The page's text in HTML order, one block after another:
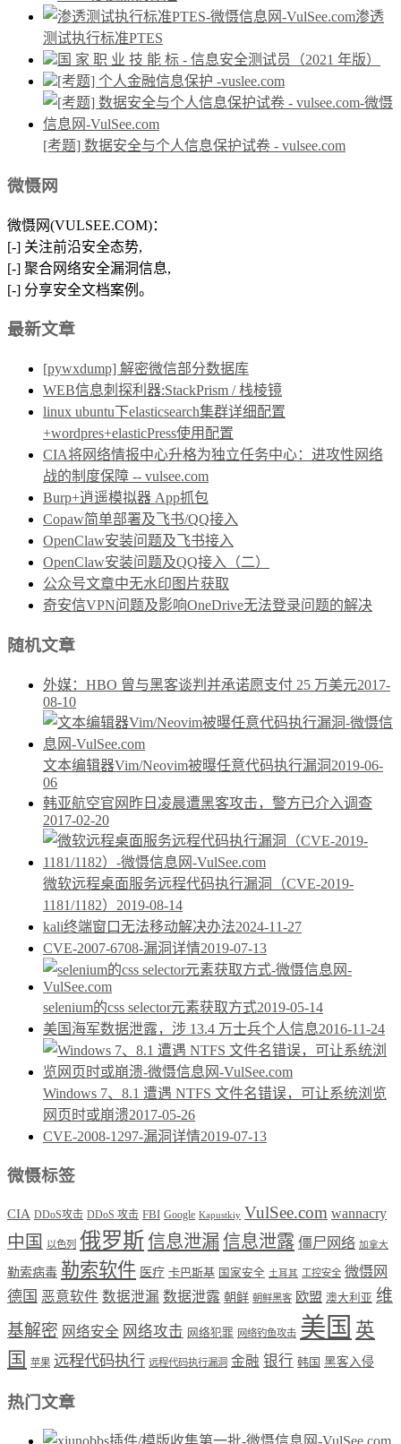
渗透
测试执行标准PTES
国 家 职 业 技 能 标 - 信息安全测试员（2021 年版）
[考题] 个人金融信息保护 -vuslee.com
[考题] 数据安全与个人信息保护试卷 - vulsee.com
微慑网
微慑网(VULSEE.COM)：
[-] 关注前沿安全态势,
[-] 聚合网络安全漏洞信息,
[-] 分享安全文档案例。
最新文章
[pywxdump] 解密微信部分数据库
WEB信息刺探利器:StackPrism / 栈棱镜
linux ubuntu下elasticsearch集群详细配置
+wordpres+elasticPress使用配置
CIA将网络情报中心升格为独立任务中心：进攻性网络
战的制度保障 -- vulsee.com
Burp+逍遥模拟器 App抓包
Copaw简单部署及飞书/QQ接入
OpenClaw安装问题及飞书接入
OpenClaw安装问题及QQ接入（二）
公众号文章中无水印图片获取
奇安信VPN问题及影响OneDrive无法登录问题的解决
随机文章
外媒：HBO 曾与黑客谈判并承诺愿支付 25 万美元2017-
08-10
文本编辑器Vim/Neovim被曝任意代码执行漏洞 2019-06-
06
韩亚航空官网昨日凌晨遭黑客攻击，警方已介入调查
2017-02-20
微软远程桌面服务远程代码执行漏洞（CVE-2019-
1181/1182） 2019-08-14
kali终端窗口无法移动解决办法2024-11-27
CVE-2007-6708-漏洞详情2019-07-13
selenium的css selector元素获取方式2019-05-14
美国海军数据泄露，涉 13.4 万士兵个人信息2016-11-24
Windows 7、8.1 遭遇 NTFS 文件名错误，可让系统浏览
网页时或崩溃2017-05-26
CVE-2008-1297-漏洞详情2019-07-13
微慑标签
CIA DDoS攻击 DDoS 攻击 FBI Google Kapustkiy VulSee.com wannacry
中国 以色列 俄罗斯信息泄漏信息泄露 僵尸网络 加拿大
勒索病毒 勒索软件 医疗 卡巴斯基 国家安全 土耳其 工控安全 微慑网
德国 恶意软件 数据泄漏 数据泄露 朝鲜 朝鲜黑客 欧盟 澳大利亚 维
基解密 网络安全 网络攻击 网络犯罪 网络钓鱼攻击 美国 英
国
苹果 远程代码执行 远程代码执行漏洞 金融 银行 韩国 黑客入侵
热门文章